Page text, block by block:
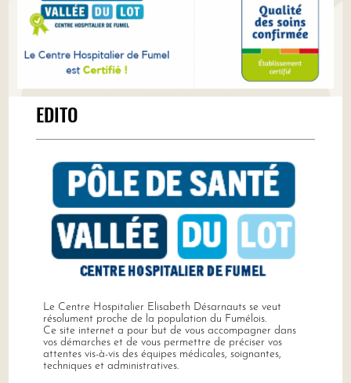
EDITO
Le Centre Hospitalier Elisabeth Désarnauts se veut
résolument proche de la population du Fumélois.
Ce site internet a pour but de vous accompagner dans
vos démarches et de vous permettre de préciser vos
attentes vis-à-vis des équipes médicales, soignantes,
techniques et administratives.